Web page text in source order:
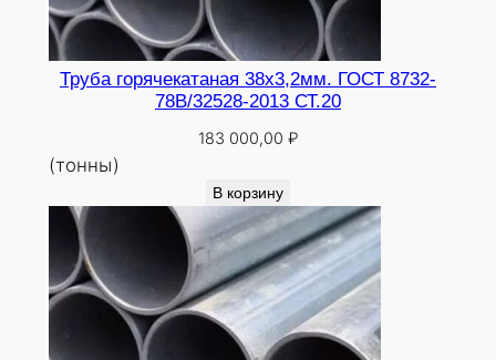
Труба горячекатаная 38х3,2мм. ГОСТ 8732-
78В/32528-2013 СТ.20
183 000,00 ₽
(тонны)
В корзину